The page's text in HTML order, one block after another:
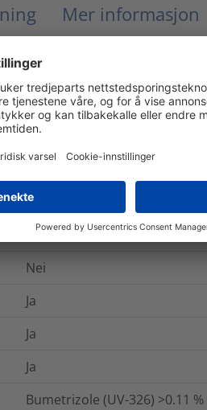
Mer informasjon
UL94 HB
3896-11-5
Nei
-40 °C til +105 °C
223-445-4
Nei
Ja
Ja
Ja
Bumetrizole (UV-326) >0.1 1 %